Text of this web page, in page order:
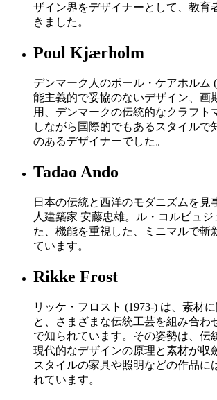
ザイン界をデザイナーとして、教育
きました。
Poul Kjærholm
デンマーク人のポール・ケアホルム
能主義的で妥協のないデザイン、画
用、デンマークの伝統的なクラフト
しながら国際的でもあるスタイルで
のあるデザイナーでした。
Tadao Ando
日本の伝統と西洋のモダニズムを見
人建築家 安藤忠雄。ル・コルビュ
た、機能を重視した、ミニマルで斬
ています。
Rikke Frost
リッケ・フロスト (1973-) は、素材
と、さまざまな伝統工芸を組み合わ
で知られています。その姿勢は、伝
現代的なデザインの原理と素材が収
スタイルの家具や照明などの作品に
れています。